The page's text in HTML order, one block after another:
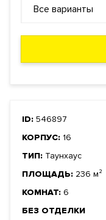
Все варианты
ID: 546897
КОРПУС: 16
ТИП: Таунхаус
ПЛОЩАДЬ: 236 м²
КОМНАТ: 6
БЕЗ ОТДЕЛКИ